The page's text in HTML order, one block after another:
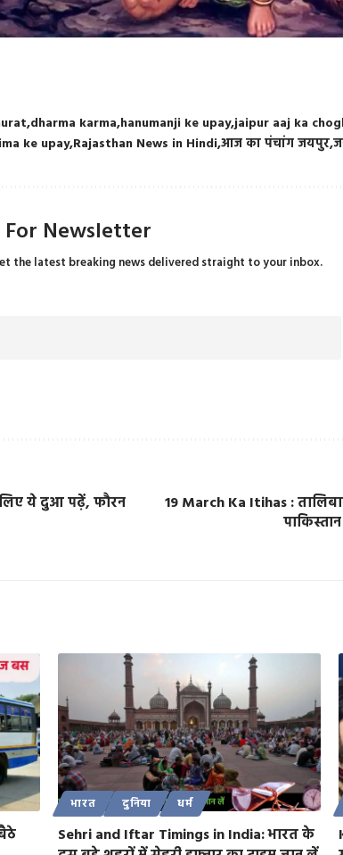
dharma karma hanumanji ke upayjaipur aaj ka
ke upay Rajasthan News in Hindiआज का पंचांग जयपुर
For Newsletter
the latest breaking news delivered straight to your inbox.
ये दुआ पढ़ें, फौरन
19 March Ka Itihas :
भारत दुनिया धर्म
Sehri and Iftar Timings in India: भारत के